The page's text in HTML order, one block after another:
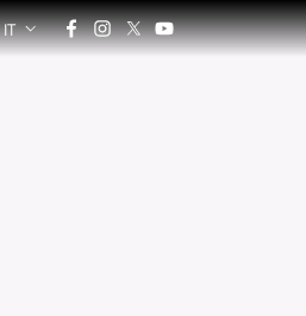
LANGUAGE SWITCHER: CURRENT
IT Facebook
Instagram
TwitterYouTube